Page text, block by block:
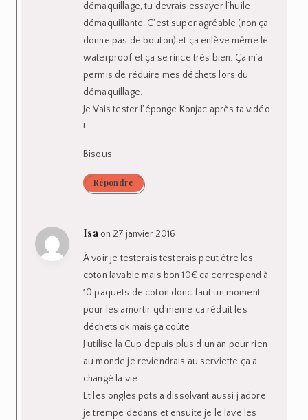
démaquillage, tu devrais essayer l’huile
démaquillante. C’est super agréable (non ça
donne pas de bouton) et ça enlève même le
waterproof et ça se rince très bien. Ça m’a
permis de réduire mes déchets lors du
démaquillage.
Je Vais tester l’éponge Konjac après ta vidéo
!
Bisous
Répondre
Isa on 27 janvier 2016
À voir je testerais testerais peut être les
coton lavable mais bon 10€ ca correspond à
10 paquets de coton donc faut un moment
pour les amortir qd meme ca réduit les
déchets ok mais ça coûte
J utilise la Cup depuis plus d un an pour rien
au monde je reviendrais au serviette ça a
changé la vie
Et les ongles pots a dissolvant aussi j adore
je trempe dedans et ensuite je le lave les